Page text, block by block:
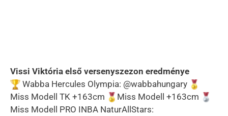
Vissi Viktória első versenyszezon eredménye
Wabba Hercules Olympia: @wabbahungary
Miss Modell TK +163cm
Miss Modell +163cm
Miss Modell PRO INBA NaturAllStars: